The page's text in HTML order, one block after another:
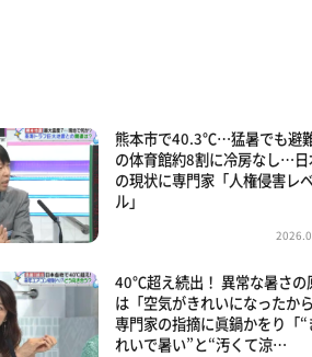
熊本市で40.3℃…猛暑でも避
の体育館約8割に冷房なし…日
の現状に専門家「人権侵害レ
ル」
40℃超え続出！ 異常な暑さの
は「空気がきれいになったから
専門家の指摘に眞鍋かをり「“
れいで暑い”と“汚くて涼…